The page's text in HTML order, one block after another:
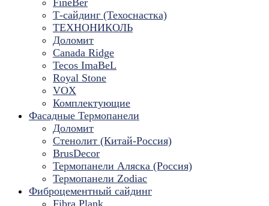
FineBer
Т-сайдинг (Техоснастка)
ТЕХНОНИКОЛЬ
Доломит
Canada Ridge
Tecos ImaBeL
Royal Stone
VOX
Комплектующие
Фасадные Термопанели
Доломит
Стенолит (Китай-Россия)
BrusDecor
Термопанели Аляска (Россия)
Термопанели Zodiac
Фиброцементный сайдинг
Fibra Plank